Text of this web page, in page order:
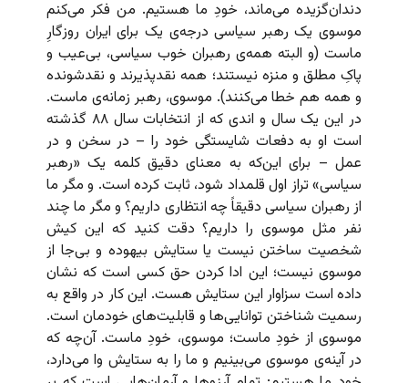
دندان‌گزیده می‌ماند، خودِ ما هستیم. من فکر می‌کنم
موسوی یک رهبر سیاسی درجه‌ی یک برای ایران روزگارِ
ماست (و البته همه‌ی رهبران خوب سیاسی، بی‌عیب و
پاکِ مطلق و منزه نیستند؛ همه نقدپذیرند و نقدشونده
و همه هم خطا می‌کنند). موسوی، رهبر زمانه‌ی ماست.
در این یک سال و اندی که از انتخابات سال ۸۸ گذشته
است او به دفعات شایستگی خود را – در سخن و در
عمل – برای این‌که به معنای دقیق کلمه یک «رهبر
سیاسی» تراز اول قلمداد شود، ثابت کرده است. و مگر ما
از رهبران سیاسی دقیقاً چه انتظاری داریم؟ و مگر ما چند
نفر مثل موسوی را داریم؟ دقت کنید که این کیش
شخصیت ساختن نیست یا ستایش بیهوده و بی‌جا از
موسوی نیست؛ این ادا کردن حق کسی است که نشان
داده است سزاوار این ستایش هست. این کار در واقع به
رسمیت شناختن توانایی‌ها و قابلیت‌های خودمان است.
موسوی از خودِ ماست؛ موسوی، خودِ ماست. آن‌چه که
در آینه‌ی موسوی می‌بینیم و ما را به ستایش وا می‌دارد،